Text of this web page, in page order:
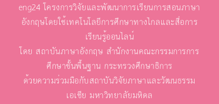
eng24 โครงการวิจัยและพัฒนาการเรียนการสอนภาษา
อังกฤษโดยใช้เทคโนโลยีการศึกษาทางไกลและสื่อการ
เรียนรู้ออนไลน์
โดย สถาบันภาษาอังกฤษ สำนักงานคณะกรรมการการ
ศึกษาขั้นพื้นฐาน กระทรวงศึกษาธิการ
ด้วยความร่วมมือกับสถาบันวิจัยภาษาและวัฒนธรรม
เอเชีย มหาวิทยาลัยมหิดล